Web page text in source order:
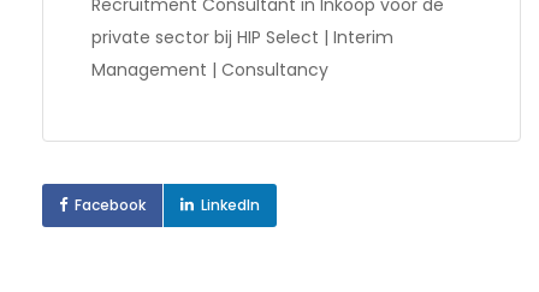
private sector bij HIP Select | Interim
Management | Consultancy
Facebook LinkedIn